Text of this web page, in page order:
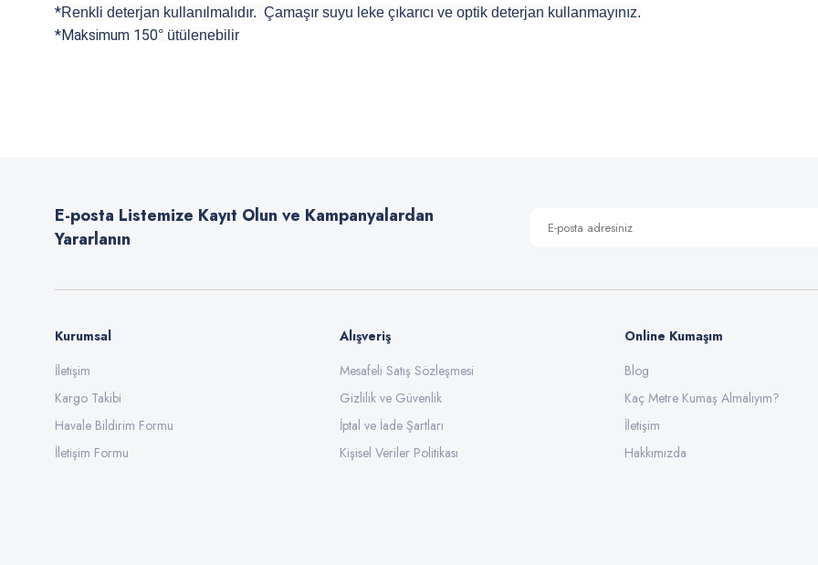
*Renkli deterjan kullanılmalıdır. Çamaşır suyu leke çıkarıcı ve optik deterjan kullanmayınız.
*Maksimum 150° ütülenebilir
Ürün bilgilerinde hatalar bulunuyor.
Ürün fiyatı diğer sitelerden daha pahalı.
Gönder
E-posta Listemize Kayıt Olun ve Kampanyalardan
Yararlanın
Kurumsal
İletişim
Kargo Takibi
Havale Bildirim Formu
İletişim Formu
Alışveriş
Mesafeli Satış Sözleşmesi
Gizlilik ve Güvenlik
İptal ve İade Şartları
Kişisel Veriler Politikası
Online Kumaşım
Blog
Kaç Metre Kumaş Almalıyım?
İletişim
Hakkımızda